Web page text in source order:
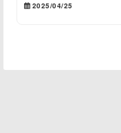
2025/04/25